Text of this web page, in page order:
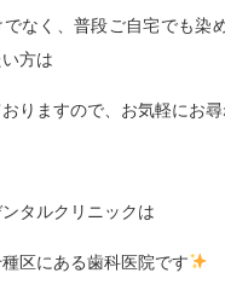
なく、普段ご自宅でも染
方は
りますので、お気軽にお
タルクリニックは
区にある歯科医院です